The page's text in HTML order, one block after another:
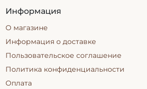
Информация
О магазине
Информация о доставке
Пользовательское соглашение
Политика конфиденциальности
Оплата